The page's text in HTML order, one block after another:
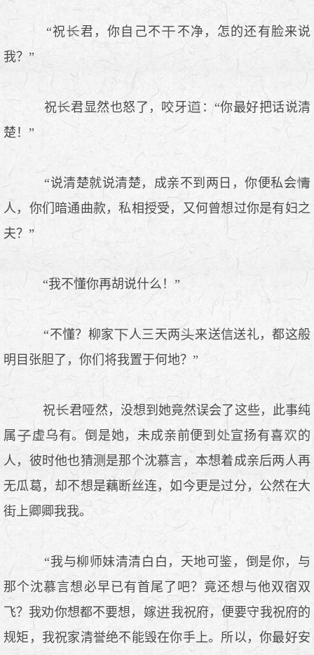
“祝 君，你自己不
不净，怎的还有脸来说
我？”
祝 君显然也怒了，咬牙
：“你最好把话说清
楚！”
“说清楚就说清楚，成亲不到两日，你便私会
人，你们暗通曲款，私相授受，又何曾想过你是有妇之
夫？”
“我不懂你再胡说什么！”
“不懂？柳家 人三天两
来送信送礼，都这般
明目张胆了，你们将我置于何地？”
祝
君哑然，没想到她竟然误会了这些，此事纯
属
虚乌有。倒是她，未成亲前便到 宣扬有喜
的
人，彼时他也猜测是那个沈慕言，本想着成亲后两人再
无瓜葛，却不想是藕断丝连，如今更是过分，公然在大
街上卿卿我我。
“我与柳师妹清清白白，天地可鉴，倒是你，与
那个沈慕言想必早已有首尾了吧？竟还想与他双宿双
飞？我劝你想都不要想，嫁
我祝府，便要守我祝府的
规矩，我祝家清誉绝不能毁在你手上。所以，你最好安